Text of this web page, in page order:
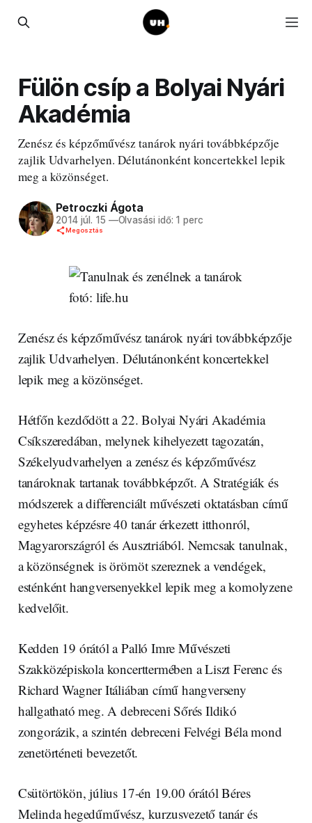
Fülön csíp a Bolyai Nyári
Akadémia
Zenész és képzőművész tanárok nyári továbbképzője
zajlik Udvarhelyen. Délutánonként koncertekkel lepik
meg a közönséget.
Petroczki Ágota
2014 júl. 15 —Olvasási idő: 1 perc
Megosztás
Zenész és képzőművész tanárok nyári továbbképzője
zajlik Udvarhelyen. Délutánonként koncertekkel
lepik meg a közönséget.
Hétfőn kezdődött a 22. Bolyai Nyári Akadémia
Csíkszeredában, melynek kihelyezett tagozatán,
Székelyudvarhelyen a zenész és képzőművész
tanároknak tartanak továbbképzőt. A Stratégiák és
módszerek a differenciált művészeti oktatásban című
egyhetes képzésre 40 tanár érkezett itthonról,
Magyarországról és Ausztriából. Nemcsak tanulnak,
a közönségnek is örömöt szereznek a vendégek,
esténként hangversenyekkel lepik meg a komolyzene
kedvelőit.
Kedden 19 órától a Palló Imre Művészeti
Szakközépiskola koncerttermében a Liszt Ferenc és
Richard Wagner Itáliában című hangverseny
hallgatható meg. A debreceni Sőrés Ildikó
zongorázik, a szintén debreceni Felvégi Béla mond
zenetörténeti bevezetőt.
Csütörtökön, július 17-én 19.00 órától Béres
Melinda hegedűművész, kurzusvezető tanár és